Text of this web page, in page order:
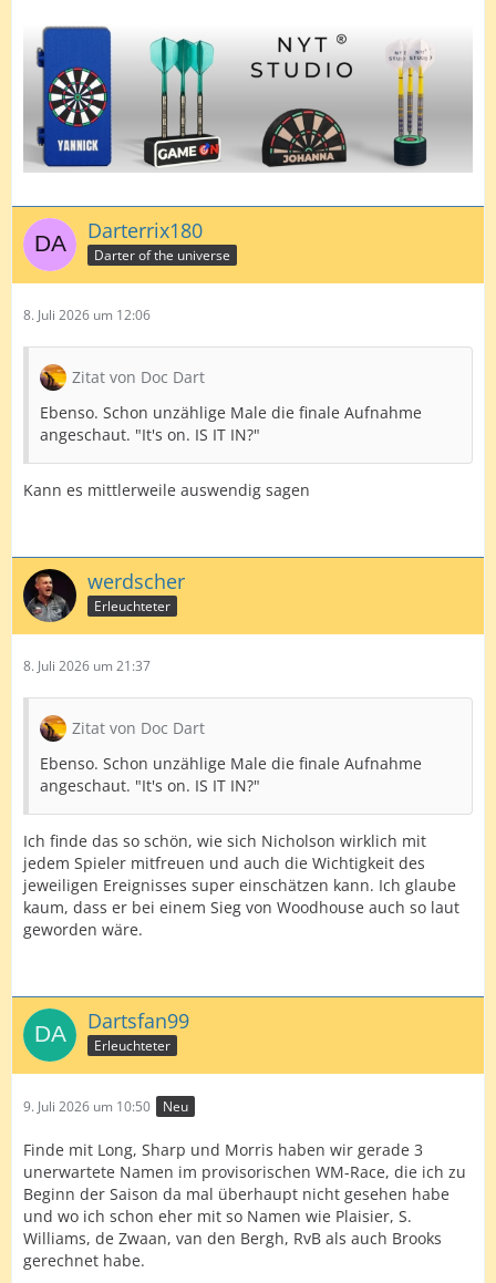
Darterrix180
Darter of the universe
8. Juli 2026 um 12:06
Zitat von Doc Dart
Ebenso. Schon unzählige Male die finale Aufnahme
angeschaut. "It's on. IS IT IN?"
Kann es mittlerweile auswendig sagen
werdscher
Erleuchteter
8. Juli 2026 um 21:37
Zitat von Doc Dart
Ebenso. Schon unzählige Male die finale Aufnahme
angeschaut. "It's on. IS IT IN?"
Ich finde das so schön, wie sich Nicholson wirklich mit
jedem Spieler mitfreuen und auch die Wichtigkeit des
jeweiligen Ereignisses super einschätzen kann. Ich glaube
kaum, dass er bei einem Sieg von Woodhouse auch so laut
geworden wäre.
Dartsfan99
Erleuchteter
9. Juli 2026 um 10:50 Neu
Finde mit Long, Sharp und Morris haben wir gerade 3
unerwartete Namen im provisorischen WM-Race, die ich zu
Beginn der Saison da mal überhaupt nicht gesehen habe
und wo ich schon eher mit so Namen wie Plaisier, S.
Williams, de Zwaan, van den Bergh, RvB als auch Brooks
gerechnet habe.